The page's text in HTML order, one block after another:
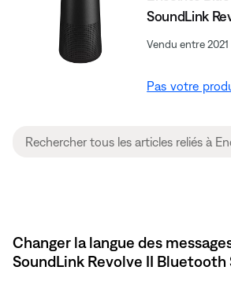
SoundLink
Vendu entre 2021
Pas votre
Changer la langue des
SoundLink Revolve II Bluetooth